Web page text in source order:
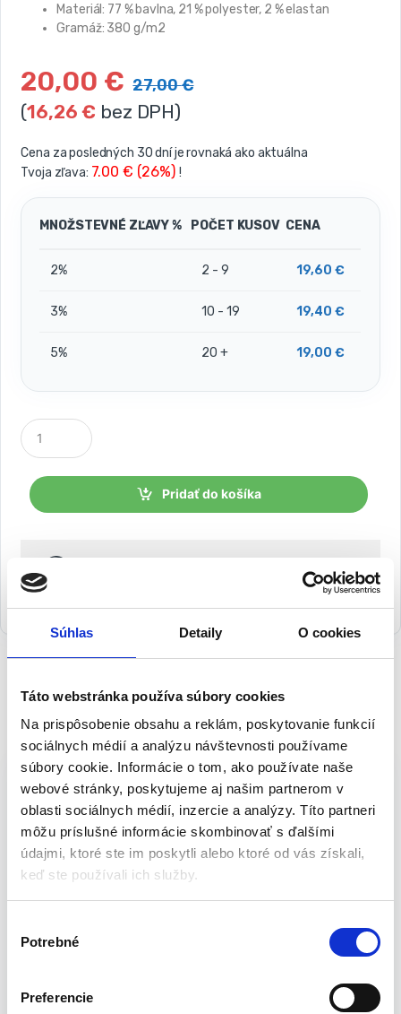
Súhlas Detaily O cookies
Táto webstránka používa súbory cookies
Na prispôsobenie obsahu a reklám, poskytovanie funkcií
sociálnych médií a analýzu návštevnosti používame
súbory cookie. Informácie o tom, ako používate naše
webové stránky, poskytujeme aj našim partnerom v
oblasti sociálnych médií, inzercie a analýzy. Títo partneri
môžu príslušné informácie skombinovať s ďalšími
údajmi, ktoré ste im poskytli alebo ktoré od vás získali,
keď ste používali ich služby.
Potrebné
Preferencie
Materiál: 77 % bavlna, 21 % polyester, 2 % elastan
Gramáž: 380 g/m2
20,00 € 27,00€
(16,26€ bez DPH)
Cena za posledných 30 dní je rovnaká ako aktuálna
Tvoja zľava: 7.00 € (26%) !
MNOŽSTEVNÉ ZĽAVY % POČET KUSOV CENA
2% 2 - 9 19,60 €
3% 10 - 19 19,40 €
5% 20 + 19,00 €
P
o
č
v
Pridať do košíka
054 202 89 51
Popis
Pracovná denim mikina – veľ. XXXL |
NEO 81-512-XXXL
Pracovná mikina z kolekcie NEO DENIM navrhnutá odevnými
technológmi NEO so zreteľom na každý detail a štýl. Pohodlné a
praktické – veľké klokanie vrecko na užitočné náradie alebo
Vlastnosti produktu:
Gramáž: 380 g/m2